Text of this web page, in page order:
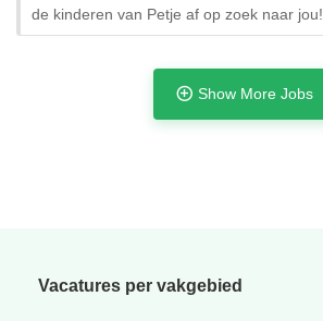
de kinderen van Petje af op zoek naar jou!
Show More Jobs
Vacatures per vakgebied